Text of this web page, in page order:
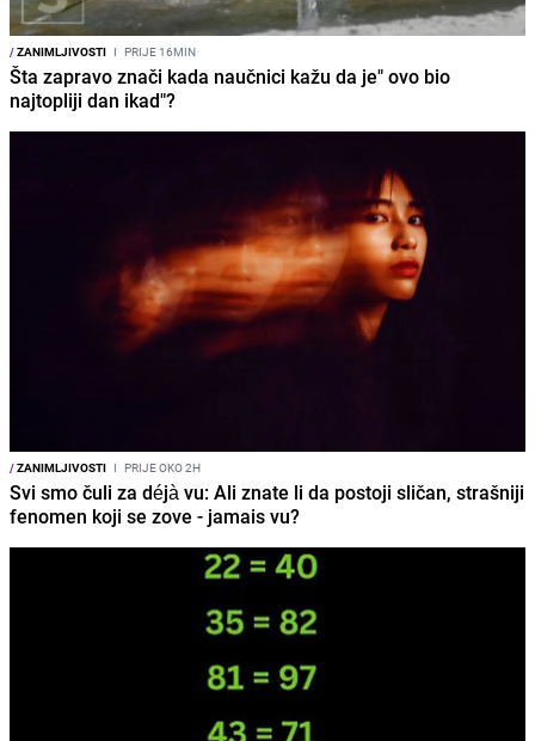
/ZANIMLJIVOSTI I PRIJE 16MIN
Šta zapravo znači kada naučnici kažu da je" ovo bio
najtopliji dan ikad"?
/ZANIMLJIVOSTI I PRIJE OKO 2H
Svi smo čuli za déjà vu: Ali znate li da postoji sličan, strašniji
fenomen koji se zove - jamais vu?